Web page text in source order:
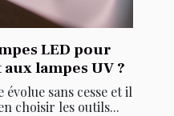
LED pour
lampes UV ?
sans cesse et il
choisir les outils...